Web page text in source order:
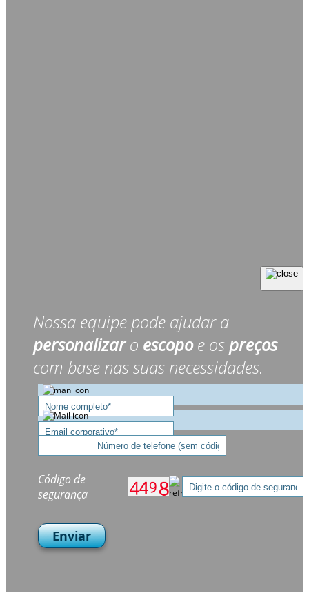
Nossa equipe pode ajudar a
personalizaro escopoe ospreços
com base nas suas necessidades.
Código de
segurança
Enviar